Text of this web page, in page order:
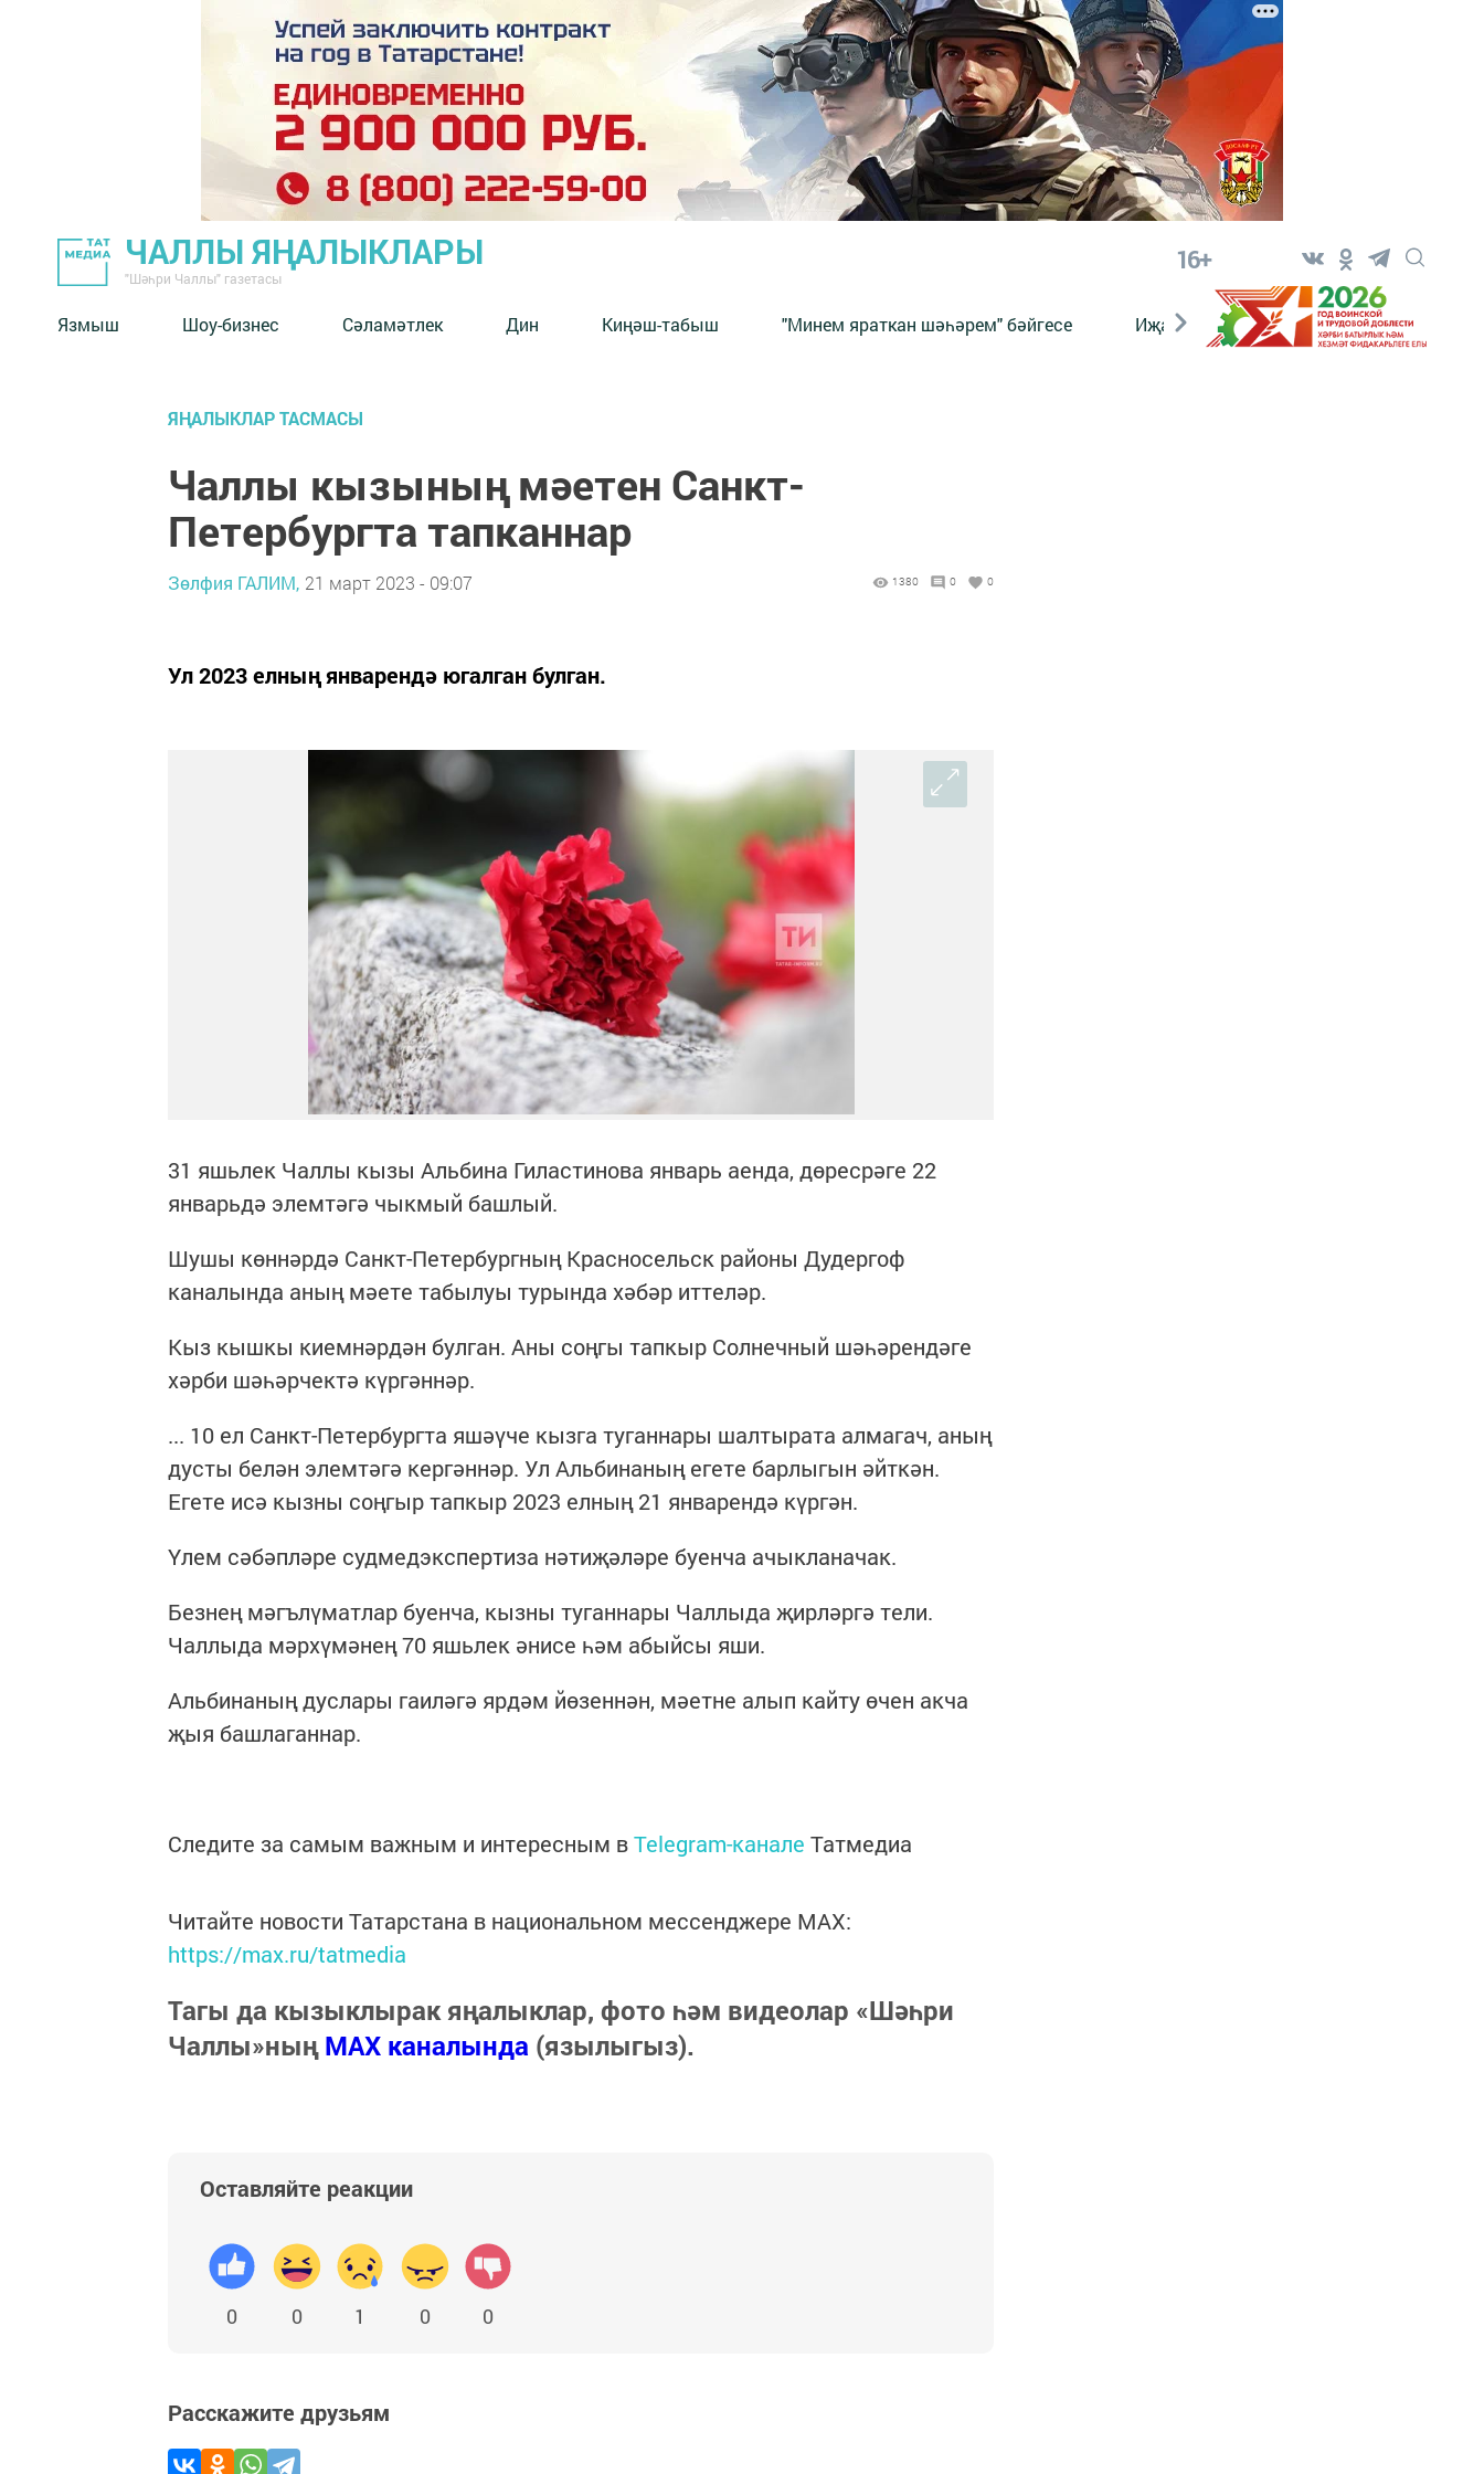
ЧАЛЛЫ ЯҢАЛЫКЛАРЫ
"Шәһри Чаллы" газетасы
16+
Язмыш Шоу-бизнес Сәламәтлек Дин Киңәш-табыш "Минем яраткан шәһәрем" бәйгесе Иҗат Реклама Онлайн
ЯҢАЛЫКЛАР ТАСМАСЫ
Чаллы кызының мәетен Санкт-
Петербургта тапканнар
Зөлфия ГАЛИМ, 21 март 2023 - 09:07 1380 0 0
Ул 2023 елның январендә югалган булган.
31 яшьлек Чаллы кызы Альбина Гиластинова январь аенда, дөресрәге 22
январьдә элемтәгә чыкмый башлый.
Шушы көннәрдә Санкт-Петербургның Красносельск районы Дудергоф
каналында аның мәете табылуы турында хәбәр иттеләр.
Кыз кышкы киемнәрдән булган. Аны соңгы тапкыр Солнечный шәһәрендәге
хәрби шәһәрчектә күргәннәр.
... 10 ел Санкт-Петербургта яшәүче кызга туганнары шалтырата алмагач, аның
дусты белән элемтәгә кергәннәр. Ул Альбинаның егете барлыгын әйткән.
Егете исә кызны соңгыр тапкыр 2023 елның 21 январендә күргән.
Үлем сәбәпләре судмедэкспертиза нәтиҗәләре буенча ачыкланачак.
Безнең мәгълүматлар буенча, кызны туганнары Чаллыда җирләргә тели.
Чаллыда мәрхүмәнең 70 яшьлек әнисе һәм абыйсы яши.
Альбинаның дуслары гаиләгә ярдәм йөзеннән, мәетне алып кайту өчен акча
җыя башлаганнар.
Следите за самым важным и интересным вTelegram-канале Татмедиа
Читайте новости Татарстана в национальном мессенджере MАХ:
https://max.ru/tatmedia
Тагы да кызыклырак яңалыклар, фото һәм видеолар «Шәһри
Чаллы»ныңMAX каналында (язылыгыз).
Оставляйте реакции
0 0 1 0 0
Расскажите друзьям